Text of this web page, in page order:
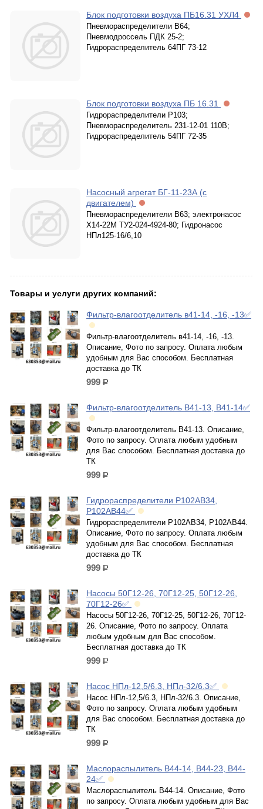
Блок подготовки воздуха ПБ16.31 УХЛ4
Пневмораспределители В64;
Пневмодроссель ПДК 25-2;
Гидрораспределитель 64ПГ 73-12
Блок подготовки воздуха ПБ 16.31
Гидрораспределители Р103;
Пневмораспределитель 231-12-01 110В;
Гидрораспределитель 54ПГ 72-35
Насосный агрегат БГ-11-23А (с
двигателем)
Пневмораспределители В63; электронасос
Х14-22М ТУ2-024-4924-80; Гидронасос
НПл125-16/6,10
Товары и услуги других компаний:
Фильтр-влагоотделитель в41-14, -16, -13✅
Фильтр-влагоотделитель в41-14, -16, -13.
Описание, Фото по запросу. Оплата любым
удобным для Вас способом. Бесплатная
доставка до ТК
999 р.
Фильтр-влагоотделитель В41-13, В41-14✅
Фильтр-влагоотделитель В41-13. Описание,
Фото по запросу. Оплата любым удобным
для Вас способом. Бесплатная доставка до
ТК
999 р.
Гидрораспределители Р102АВ34,
Р102АВ44✅
Гидрораспределители Р102АВ34, Р102АВ44.
Описание, Фото по запросу. Оплата любым
удобным для Вас способом. Бесплатная
доставка до ТК
999 р.
Насосы 50Г12-26, 70Г12-25, 50Г12-26,
70Г12-26✅
Насосы 50Г12-26, 70Г12-25, 50Г12-26, 70Г12-
26. Описание, Фото по запросу. Оплата
любым удобным для Вас способом.
Бесплатная доставка до ТК
999 р.
Насос НПл-12,5/6.3, НПл-32/6.3✅
Насос НПл-12,5/6.3, НПл-32/6.3. Описание,
Фото по запросу. Оплата любым удобным
для Вас способом. Бесплатная доставка до
ТК
999 р.
Маслораспылитель В44-14, В44-23, В44-
24✅
Маслораспылитель В44-14. Описание, Фото
по запросу. Оплата любым удобным для Вас